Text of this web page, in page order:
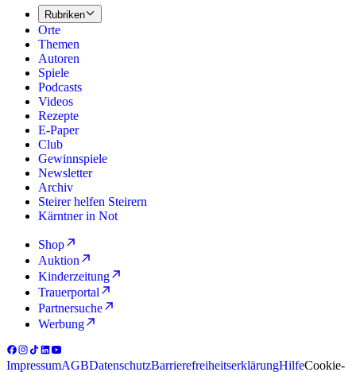
Rubriken
Orte
Themen
Autoren
Spiele
Podcasts
Videos
Rezepte
E-Paper
Club
Gewinnspiele
Newsletter
Archiv
Steirer helfen Steirern
Kärntner in Not
Shop
Auktion
Kinderzeitung
Trauerportal
Partnersuche
Werbung
ImpressumAGBDatenschutzBarrierefreiheitserklärungHilfeCookie-